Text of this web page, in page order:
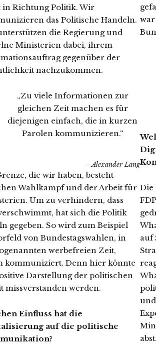
in Richtung Politik. Wir
das Politische Handeln.
die Regierung und
Ministerien dabei, ihrem
gegenüber der
nachzukommen.
„Zu viele Informationen zur
gleichen Zeit machen es für
diejenigen einfach, die in kurzen
Parolen kommunizieren.“
Alexander Lang
die wir haben, besteht
Wahlkampf und der Arbeit für
Um zu verhindern, dass
hat sich die Politik
gegeben. So wird zum Beispiel
von Bundestagswahlen, in
werbefreien Zeit,
kommuniziert. Denn hier könnte
Darstellung der politischen
missverstanden werden.
Einfluss hat die
auf die politische
Die
auf